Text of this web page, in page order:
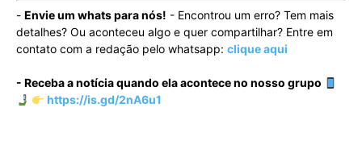
- Envie um whats para nós! - Encontrou um erro? Tem mais
detalhes? Ou aconteceu algo e quer compartilhar? Entre em
contato com a redação pelo whatsapp: clique aqui
- Receba a notícia quando ela acontece no nosso grupo
https://is.gd/2nA6u1